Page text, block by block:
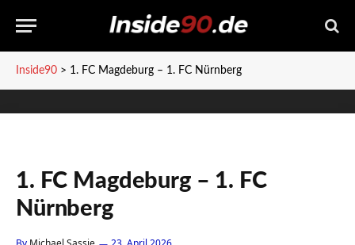
Inside90 > 1. FC Magdeburg – 1. FC Nürnberg
1. FC Magdeburg – 1. FC
Nürnberg